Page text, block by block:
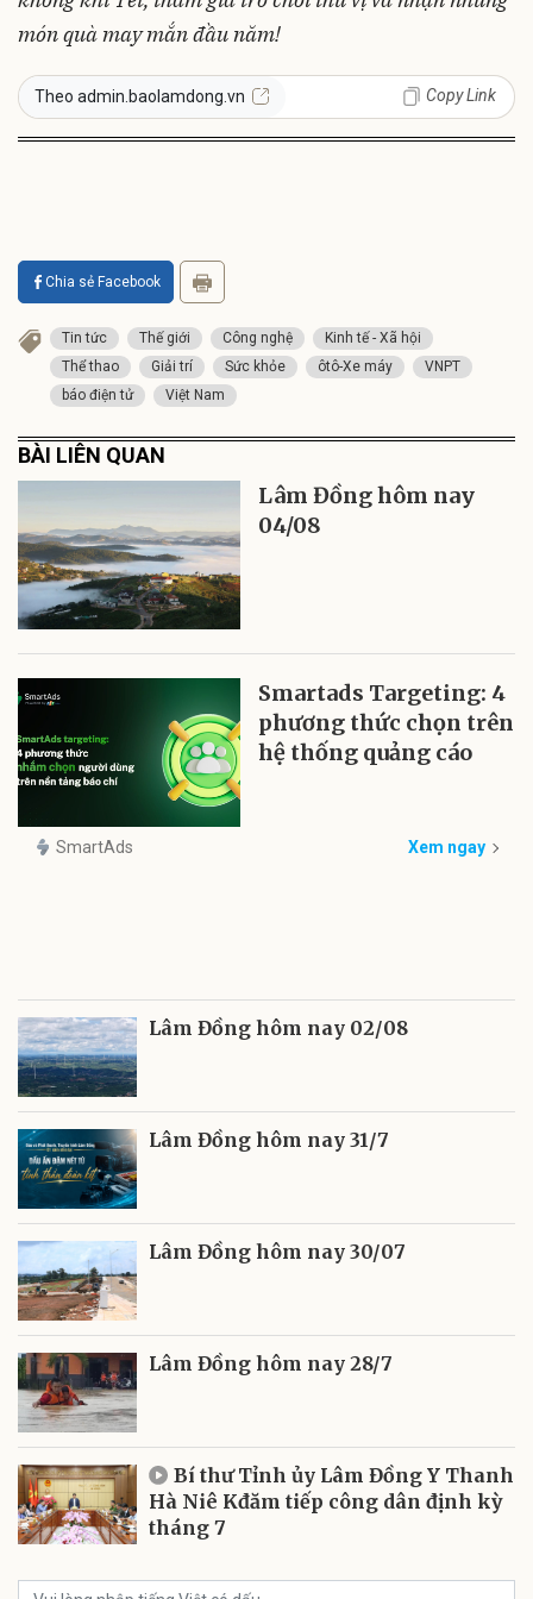
món quà may mắn đầu năm!
Theo admin.baolamdong.vn Copy Link
Chia sẻ Facebook
Tin tức Thế giới Công nghệ
Kinh tế - Xã hội
Thể thao
Giải trí Sức khỏe ôtô-Xe máy
VNPT
báo điện tử
Việt Nam
BÀI LIÊN QUAN
Lâm Đồng hôm nay
04/08
Smartads Targeting: 4
phương thức chọn trên
hệ thống quảng cáo
SmartAds Xem ngay
Lâm Đồng hôm nay 02/08
Lâm Đồng hôm nay 31/7
Lâm Đồng hôm nay 30/07
Lâm Đồng hôm nay 28/7
Bí thư Tỉnh ủy Lâm Đồng Y Thanh
Hà Niê Kđăm tiếp công dân định kỳ
tháng 7